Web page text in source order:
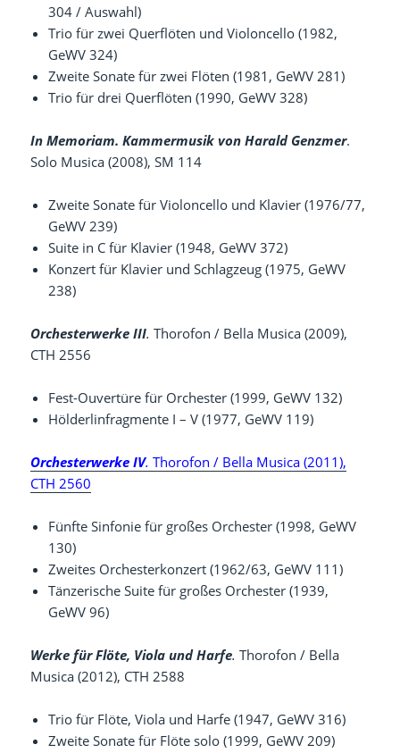
304 / Auswahl)
Trio für zwei Querflöten und Violoncello (1982,
GeWV 324)
Zweite Sonate für zwei Flöten (1981, GeWV 281)
Trio für drei Querflöten (1990, GeWV 328)
In Memoriam. Kammermusik von Harald Genzmer.
Solo Musica (2008), SM 114
Zweite Sonate für Violoncello und Klavier (1976/77,
GeWV 239)
Suite in C für Klavier (1948, GeWV 372)
Konzert für Klavier und Schlagzeug (1975, GeWV
238)
Orchesterwerke III. Thorofon / Bella Musica (2009),
CTH 2556
Fest-Ouvertüre für Orchester (1999, GeWV 132)
Hölderlinfragmente I – V (1977, GeWV 119)
Orchesterwerke IV. Thorofon / Bella Musica (2011),
CTH 2560
Fünfte Sinfonie für großes Orchester (1998, GeWV
130)
Zweites Orchesterkonzert (1962/63, GeWV 111)
Tänzerische Suite für großes Orchester (1939,
GeWV 96)
Werke für Flöte, Viola und Harfe. Thorofon / Bella
Musica (2012), CTH 2588
Trio für Flöte, Viola und Harfe (1947, GeWV 316)
Zweite Sonate für Flöte solo (1999, GeWV 209)